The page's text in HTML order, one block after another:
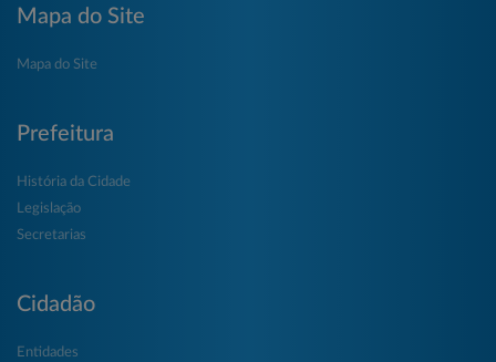
Mapa do Site
Mapa do Site
Prefeitura
História da Cidade
Legislação
Secretarias
Cidadão
Entidades